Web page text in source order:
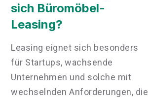
sich Büromöbel-
Leasing?
Leasing eignet sich besonders
für Startups, wachsende
Unternehmen und solche mit
wechselnden Anforderungen, die